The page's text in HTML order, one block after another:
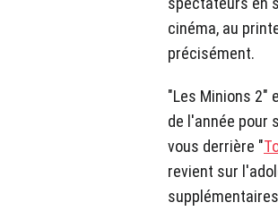
cinéma, au
précisément.
"Les Minions 2"
de l'année pour
vous derrière "
revient sur